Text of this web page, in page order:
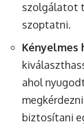
szolgálatot
szoptatni.
Kényelmes
ahol
biztosítani